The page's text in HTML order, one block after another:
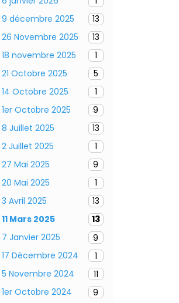
9 décembre 2025
13
26 Novembre 2025
13
18 novembre 2025
1
21 Octobre 2025
5
14 Octobre 2025
1
1er Octobre 2025
9
8 Juillet 2025
13
2 Juillet 2025
1
27 Mai 2025
9
20 Mai 2025
1
3 Avril 2025
13
11 Mars 2025
13
7 Janvier 2025
9
17 Décembre 2024
1
5 Novembre 2024
11
1er Octobre 2024
9